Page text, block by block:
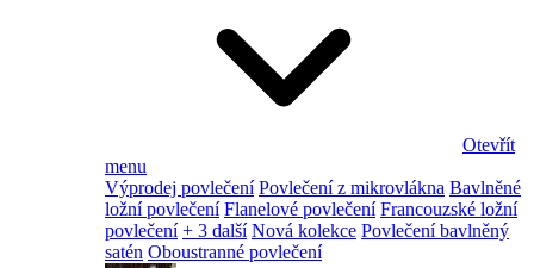
Otevřít
menu
Výprodej povlečení Povlečení z mikrovlákna Bavlněné
ložní povlečení Flanelové povlečení Francouzské ložní
povlečení + 3 další Nová kolekce Povlečení bavlněný
satén Oboustranné povlečení